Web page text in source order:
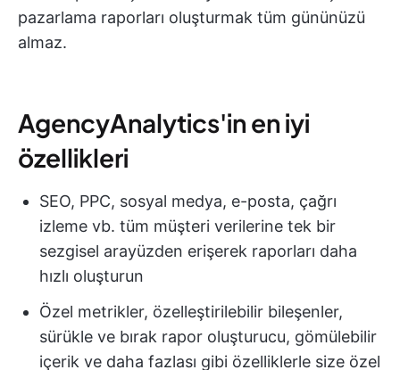
pazarlama raporları oluşturmak tüm gününüzü
almaz.
AgencyAnalytics'in en iyi
özellikleri
SEO, PPC, sosyal medya, e-posta, çağrı
izleme vb. tüm müşteri verilerine tek bir
sezgisel arayüzden erişerek raporları daha
hızlı oluşturun
Özel metrikler, özelleştirilebilir bileşenler,
sürükle ve bırak rapor oluşturucu, gömülebilir
içerik ve daha fazlası gibi özelliklerle size özel